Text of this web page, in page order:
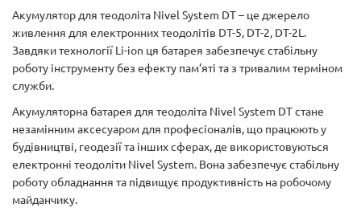
Акумулятор для теодоліта Nivel System DT – це джерело
живлення для електронних теодолітів DT-5, DT-2, DT-2L.
Завдяки технології Li-ion ця батарея забезпечує стабільну
роботу інструменту без ефекту пам’яті та з тривалим терміном
служби.
Акумуляторна батарея для теодоліта Nivel System DT стане
незамінним аксесуаром для професіоналів, що працюють у
будівництві, геодезії та інших сферах, де використовуються
електронні теодоліти Nivel System. Вона забезпечує стабільну
роботу обладнання та підвищує продуктивність на робочому
майданчику.